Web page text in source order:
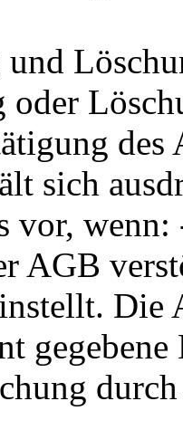
sich
vor,
AGB
Die